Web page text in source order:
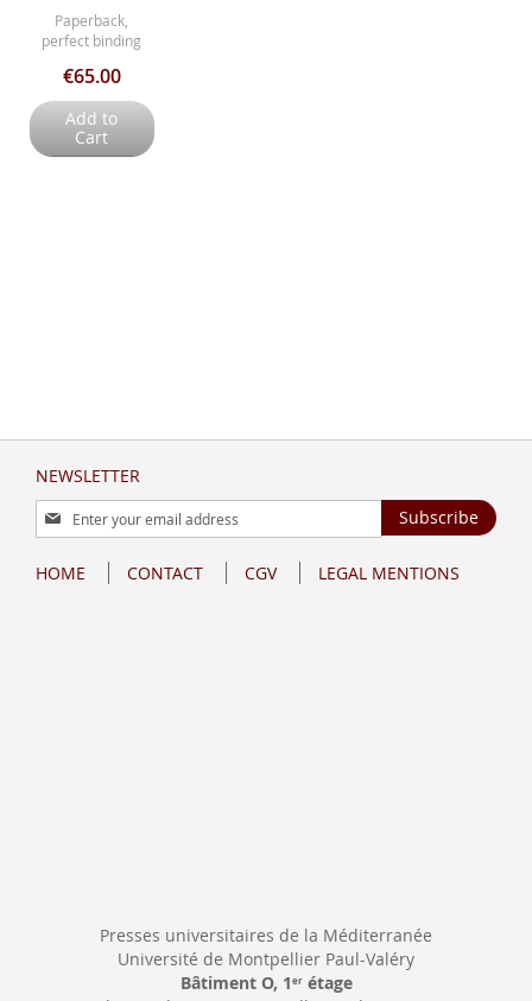
Paperback,
perfect binding
€65.00
Add to
Cart
NEWSLETTER
Sign
Up
Our
Subscribe
HOME CONTACT CGV LEGAL MENTIONS
Presses universitaires de la Méditerranée
Université de Montpellier Paul-Valéry
Bâtiment O, 1 erétage